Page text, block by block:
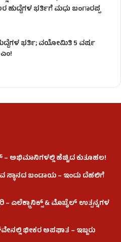
ಹುದ್ದೆಗಳ ಭರ್ತಿಗೆ ಮಧು ಬಂಗಾರಪ್ಪ
ಭರ್ತಿ; ವಯೋಮಿತಿ 5 ವರ್ಷ
– ಅಭಿಮಾನಿಗಳಲ್ಲಿ ಹೆಚ್ಚಿದ ಕುತೂಹಲ!
ಸ್ಥಾನದ ಬಂಡಾಯ – ಇಂದು ದೆಹಲಿಗೆ
ಎಲೆಕ್ಟ್ರಾನಿಕ್ಸ್ & ಮೊಬೈಲ್ ಉತ್ಪನ್ನಗಳ
ಭೀಕರ ಅಪಘಾತ – ಇಬ್ಬರು